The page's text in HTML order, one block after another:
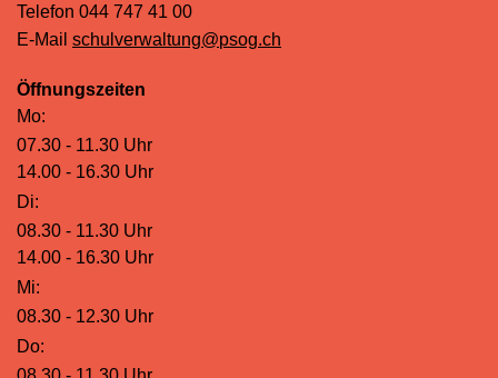
Telefon 044 747 41 00
E-Mail schulverwaltung@psog.ch
Öffnungszeiten
Mo:
07.30 - 11.30 Uhr
14.00 - 16.30 Uhr
Di:
08.30 - 11.30 Uhr
14.00 - 16.30 Uhr
Mi:
08.30 - 12.30 Uhr
Do: